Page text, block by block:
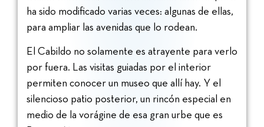
ha sido modificado varias veces: algunas de ellas,
para ampliar las avenidas que lo rodean.
El Cabildo no solamente es atrayente para verlo
por fuera. Las visitas guiadas por el interior
permiten conocer un museo que allí hay. Y el
silencioso patio posterior, un rincón especial en
medio de la vorágine de esa gran urbe que es